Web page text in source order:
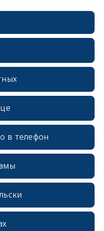
в телефон
erid: 2SDnjcrDNw6